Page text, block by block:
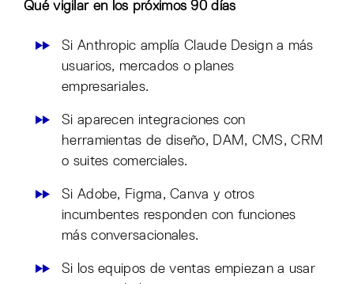
Qué vigilar en los próximos 90 días
Si Anthropic amplía Claude Design a más
usuarios, mercados o planes
empresariales.
Si aparecen integraciones con
herramientas de diseño, DAM, CMS, CRM
o suites comerciales.
Si Adobe, Figma, Canva y otros
incumbentes responden con funciones
más conversacionales.
Si los equipos de ventas empiezan a usar